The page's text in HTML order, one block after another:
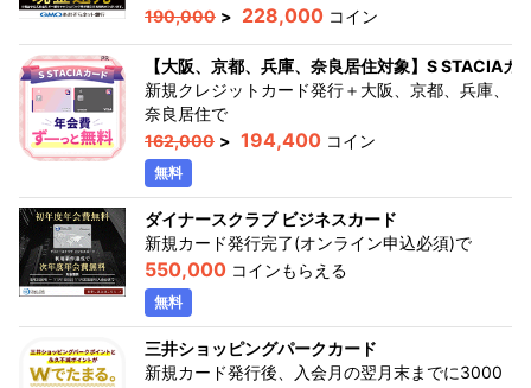
190,000 > 228,000 コイン
【大阪、京都、兵庫、奈良居住対象】S STACIAカ
新規クレジットカード発行＋大阪、京都、兵庫、
奈良居住で
162,000 > 194,400 コイン
無料
ダイナースクラブ ビジネスカード
新規カード発行完了(オンライン申込必須)で
550,000 コインもらえる
無料
三井ショッピングパークカード
新規カード発行後、入会月の翌月末までに3000